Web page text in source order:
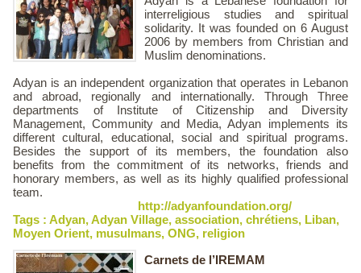
interreligious studies and spiritual
solidarity. It was founded on 6 August
2006 by members from Christian and
Muslim denominations.
Adyan is an independent organization that operates in Lebanon
and abroad, regionally and internationally. Through Three
departments of Institute of Citizenship and Diversity
Management, Community and Media, Adyan implements its
different cultural, educational, social and spiritual programs.
Besides the support of its members, the foundation also
benefits from the commitment of its networks, friends and
honorary members, as well as its highly qualified professional
team.
http://adyanfoundation.org/
Tags : Adyan,Adyan Village, association, chrétiens, Liban,
Moyen Orient, musulmans, ONG, religion
Carnets de l’IREMAM